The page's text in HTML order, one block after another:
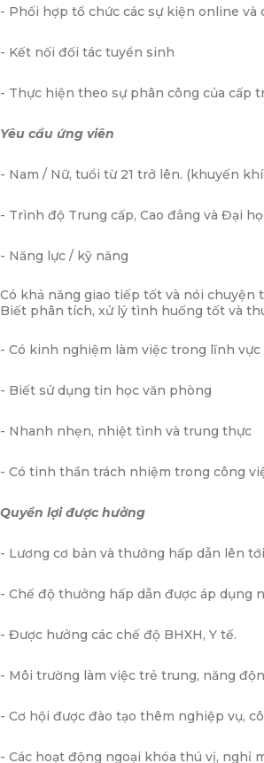
- Phối hợp tổ chức các sự kiện online
- Kết nối đối tác tuyển sinh
- Thực hiện theo sự phân công của cấp
Yêu cầu ứng viên
- Nam / Nữ, tuổi từ 21 trở lên. (khuyến
- Trình độ Trung cấp, Cao đẳng và Đại
- Năng lực / kỹ năng
Có khả năng giao tiếp tốt và nói chuyện
Biết phân tích, xử lý tình huống tốt và
- Có kinh nghiệm làm việc trong lĩnh
- Biết sử dụng tin học văn phòng
- Nhanh nhẹn, nhiệt tình và trung thực
- Có tinh thần trách nhiệm trong công
Quyền lợi được hưởng
- Lương cơ bản và thưởng hấp dẫn lên
- Chế độ thưởng hấp dẫn được áp dụng
- Được hưởng các chế độ BHXH, Y tế.
- Môi trường làm việc trẻ trung, năng
- Cơ hội được đào tạo thêm nghiệp vụ,
- Các hoạt động ngoại khóa thú vị, nghỉ